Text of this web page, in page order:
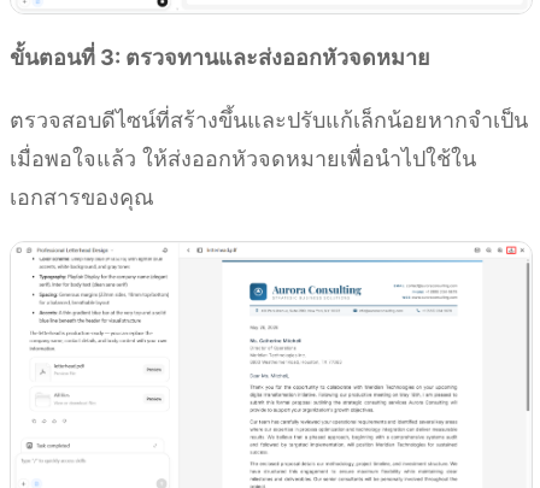
ขั้นตอนที่ 3: ตรวจทานและส่งออกหัวจดหมาย
ตรวจสอบดีไซน์ที่สร้างขึ้นและปรับแก้เล็กน้อยหากจำเป็น
เมื่อพอใจแล้ว ให้ส่งออกหัวจดหมายเพื่อนำไปใช้ใน
เอกสารของคุณ